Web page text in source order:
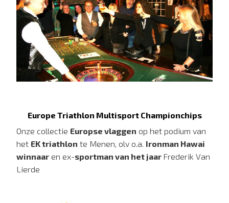
Europe Triathlon Multisport Championchips
Onze collectie Europse vlaggen op het podium van
het EK triathlon te Menen, olv o.a. Ironman Hawai
winnaar en ex-sportman van het jaar Frederik Van
Lierde